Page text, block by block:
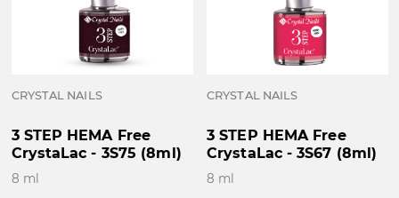
A különböző monitorbeállítások miatt a képen
látott és a valós szín eltérhet egymástól!
CRYSTAL NAILS
3 STEP HEMA Free
CrystaLac - 3S75 (8ml)
8 ml
CRYSTAL NAILS
3 STEP HEMA Free
CrystaLac - 3S67 (8ml)
8 ml